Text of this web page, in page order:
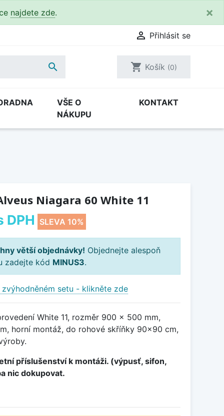
najdete zde. ×
 Přihlásit se
 shopping_cart Košík (0)
VŠE O
NÁKUPU
KONTAKT
Niagara 60 White 11
DPH SLEVA 10%
větší objednávky! Objednejte alespoň
zadejte kód MINUS3.
setu - klikněte zde
White 11, rozměr 900 x 500 mm,
horní montáž, do rohové skříňky 90x90 cm,
příslušenství k montáži. (výpusť, sifon,
nic dokupovat.